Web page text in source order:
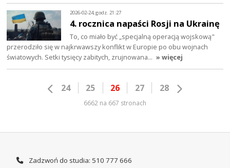
2026-02-24, godz. 21:27
4. rocznica napaści Rosji na Ukrainę
To, co miało być „specjalną operacją wojskową"
przerodziło się w najkrwawszy konflikt w Europie po obu wojnach
światowych. Setki tysięcy zabitych, zrujnowana… » więcej
24 25 26 27 28
6662 na 667 stronach
Zadzwoń do studia: 510 777 666